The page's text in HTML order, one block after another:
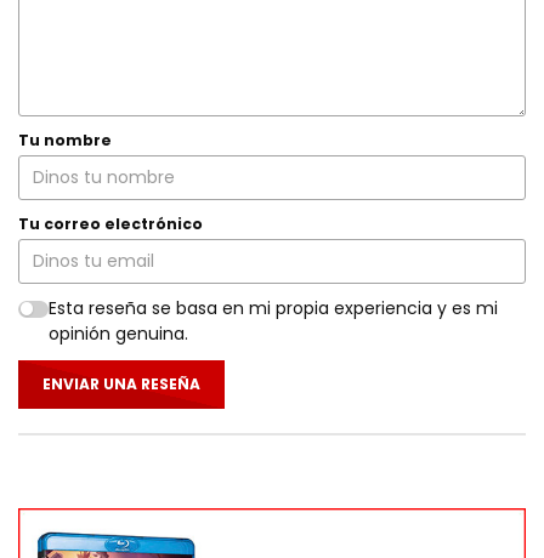
Tu nombre
Tu correo electrónico
Esta reseña se basa en mi propia experiencia y es mi
opinión genuina.
ENVIAR UNA RESEÑA